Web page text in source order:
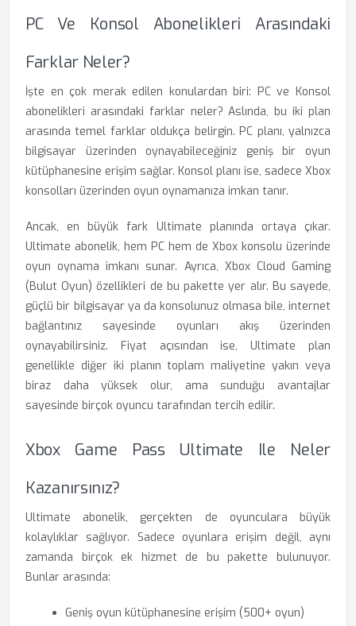
PC Ve Konsol Abonelikleri Arasındaki
Farklar Neler?
İşte en çok merak edilen konulardan biri: PC ve Konsol
abonelikleri arasındaki farklar neler? Aslında, bu iki plan
arasında temel farklar oldukça belirgin. PC planı, yalnızca
bilgisayar üzerinden oynayabileceğiniz geniş bir oyun
kütüphanesine erişim sağlar. Konsol planı ise, sadece Xbox
konsolları üzerinden oyun oynamanıza imkan tanır.
Ancak, en büyük fark Ultimate planında ortaya çıkar.
Ultimate abonelik, hem PC hem de Xbox konsolu üzerinde
oyun oynama imkanı sunar. Ayrıca, Xbox Cloud Gaming
(Bulut Oyun) özellikleri de bu pakette yer alır. Bu sayede,
güçlü bir bilgisayar ya da konsolunuz olmasa bile, internet
bağlantınız sayesinde oyunları akış üzerinden
oynayabilirsiniz. Fiyat açısından ise, Ultimate plan
genellikle diğer iki planın toplam maliyetine yakın veya
biraz daha yüksek olur, ama sunduğu avantajlar
sayesinde birçok oyuncu tarafından tercih edilir.
Xbox Game Pass Ultimate Ile Neler
Kazanırsınız?
Ultimate abonelik, gerçekten de oyunculara büyük
kolaylıklar sağlıyor. Sadece oyunlara erişim değil, aynı
zamanda birçok ek hizmet de bu pakette bulunuyor.
Bunlar arasında:
Geniş oyun kütüphanesine erişim (500+ oyun)